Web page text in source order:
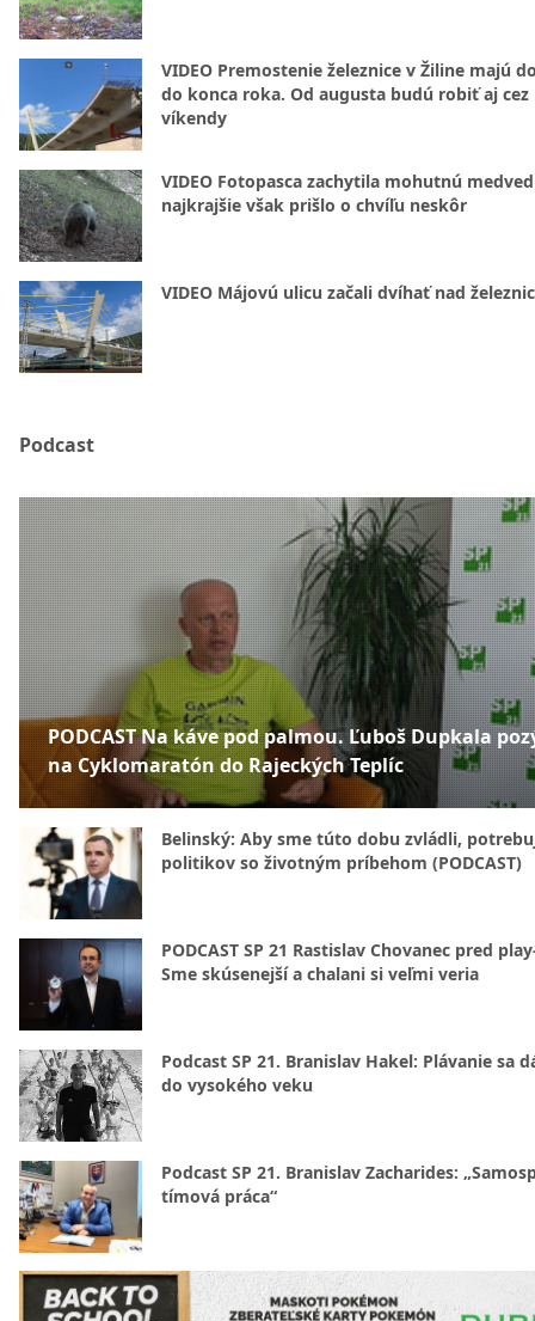
VIDEO Premostenie železnice v Žiline majú
do konca roka. Od augusta budú robiť aj cez
víkendy
VIDEO Fotopasca zachytila mohutnú
najkrajšie však prišlo o chvíľu neskôr
VIDEO Májovú ulicu začali dvíhať nad
Podcast
PODCAST Na káve pod palmou. Ľuboš Dupkala
na Cyklomaratón do Rajeckých Teplíc
Belinský: Aby sme túto dobu zvládli,
politikov so životným príbehom (PODCAST)
PODCAST SP 21 Rastislav Chovanec pred
Sme skúsenejší a chalani si veľmi veria
Podcast SP 21. Branislav Hakel: Plávanie sa
do vysokého veku
Podcast SP 21. Branislav Zacharides:
tímová práca“